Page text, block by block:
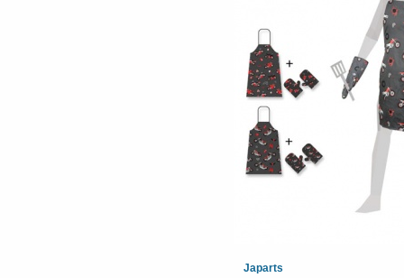
Japarts